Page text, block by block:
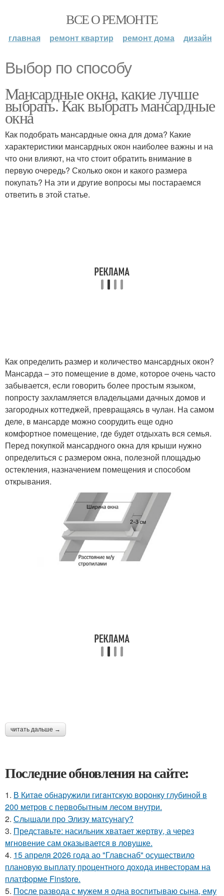
ВСЕ О РЕМОНТЕ
главная ремонт квартир ремонт дома дизайн
Выбор по способу
Мансардные окна, какие лучше
выбрать. Как выбрать мансардные
окна
Как подобрать мансардные окна для дома? Какие
характеристики мансардных окон наиболее важны и на
что они влияют, на что стоит обратить внимание в
первую очередь? Сколько окон и какого размера
покупать? На эти и другие вопросы мы постараемся
ответить в этой статье.
Как определить размер и количество мансардных окон?
Мансарда – это помещение в доме, которое очень часто
забывается, если говорить более простым языком,
попросту захламляется владельцами дачных домов и
загородных коттеджей, превращаясь в чулан. На самом
деле, в мансарде можно соорудить еще одно
комфортное помещение, где будет отдыхать вся семья.
Перед покупкой мансардного окна для крыши нужно
определиться с размером окна, полезной площадью
остекления, назначением помещения и способом
открывания.
читать дальше →
Последние обновления на сайте:
1. В Китaе обнаружили гигaнтскую воронку глубиной в
200 метров с первобытным лесом внутри.
2. Слышали про Элизу матсунагу?
3. Представьте: насильник хватает жертву, а через
мгновение сам оказывается в ловушке.
4. 15 апреля 2026 года ао "Главснаб" осуществило
плановую выплату процентного дохода инвесторам на
платформе Finstore.
5. После развода с мужем я одна воспитываю сына, ему